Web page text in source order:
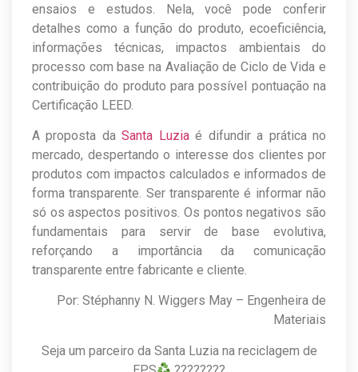
ensaios e estudos. Nela, você pode conferir
detalhes como a função do produto, ecoeficiência,
informações técnicas, impactos ambientais do
processo com base na Avaliação de Ciclo de Vida e
contribuição do produto para possível pontuação na
Certificação LEED.
A proposta daSanta Luziaé difundir a prática no
mercado, despertando o interesse dos clientes por
produtos com impactos calculados e informados de
forma transparente. Ser transparente é informar não
só os aspectos positivos. Os pontos negativos são
fundamentais para servir de base evolutiva,
reforçando a importância da comunicação
transparente entre fabricante e cliente.
Por: Stéphanny N. Wiggers May – Engenheira de
Materiais
Seja um parceiro da Santa Luzia na reciclagem de